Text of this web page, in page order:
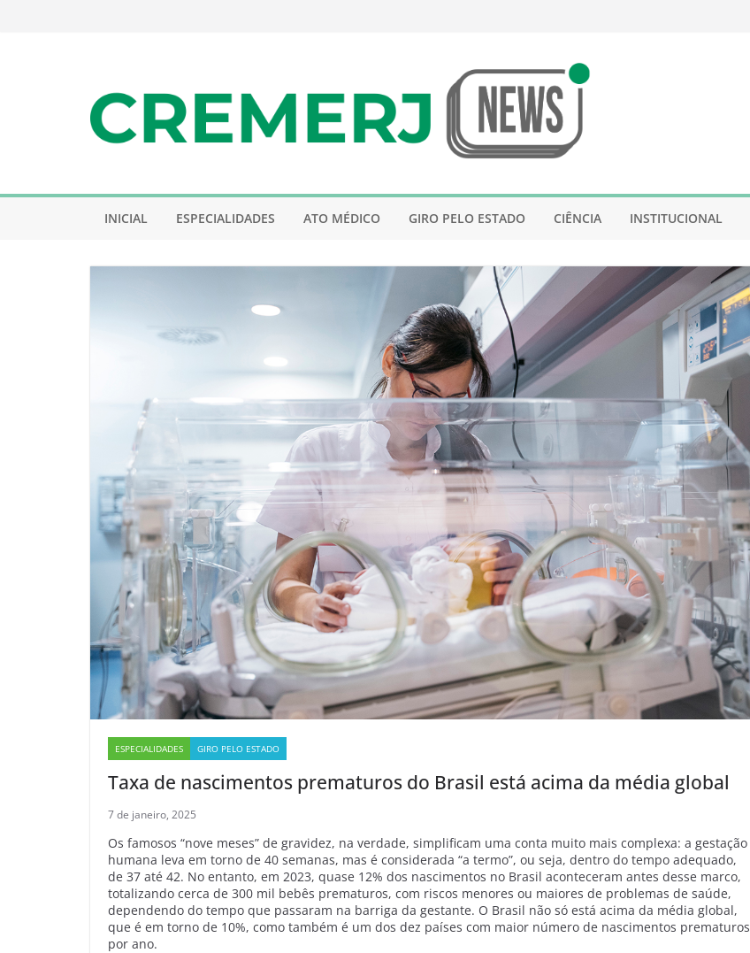
INICIAL ESPECIALIDADES ATO MÉDICO GIRO PELO ESTADO CIÊNCIA INSTITUCIONAL
ESPECIALIDADES GIRO PELO ESTADO
Taxa de nascimentos prematuros do Brasil está acima da média global
7 de janeiro, 2025
Os famosos “nove meses” de gravidez, na verdade, simplificam uma conta muito mais complexa: a gestação
humana leva em torno de 40 semanas, mas é considerada “a termo”, ou seja, dentro do tempo adequado,
de 37 até 42. No entanto, em 2023, quase 12% dos nascimentos no Brasil aconteceram antes desse marco,
totalizando cerca de 300 mil bebês prematuros, com riscos menores ou maiores de problemas de saúde,
dependendo do tempo que passaram na barriga da gestante. O Brasil não só está acima da média global,
que é em torno de 10%, como também é um dos dez países com maior número de nascimentos prematuros
por ano.